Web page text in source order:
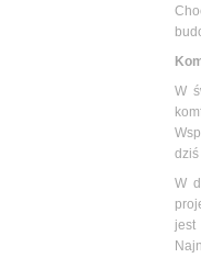
W
W